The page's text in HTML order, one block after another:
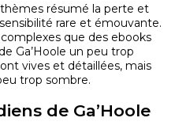
thèmes résumé la perte et
rare et émouvante.
que des ebooks
Ga’Hoole un peu trop
vives et détaillées, mais
trop sombre.
de Ga’Hoole